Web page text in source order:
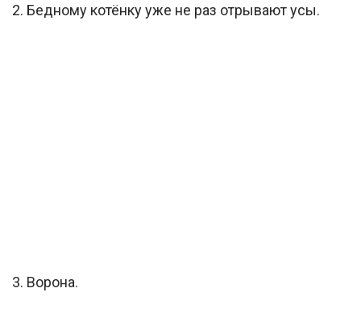
2. Бедному котёнку уже не раз отрывают усы.
3. Ворона.